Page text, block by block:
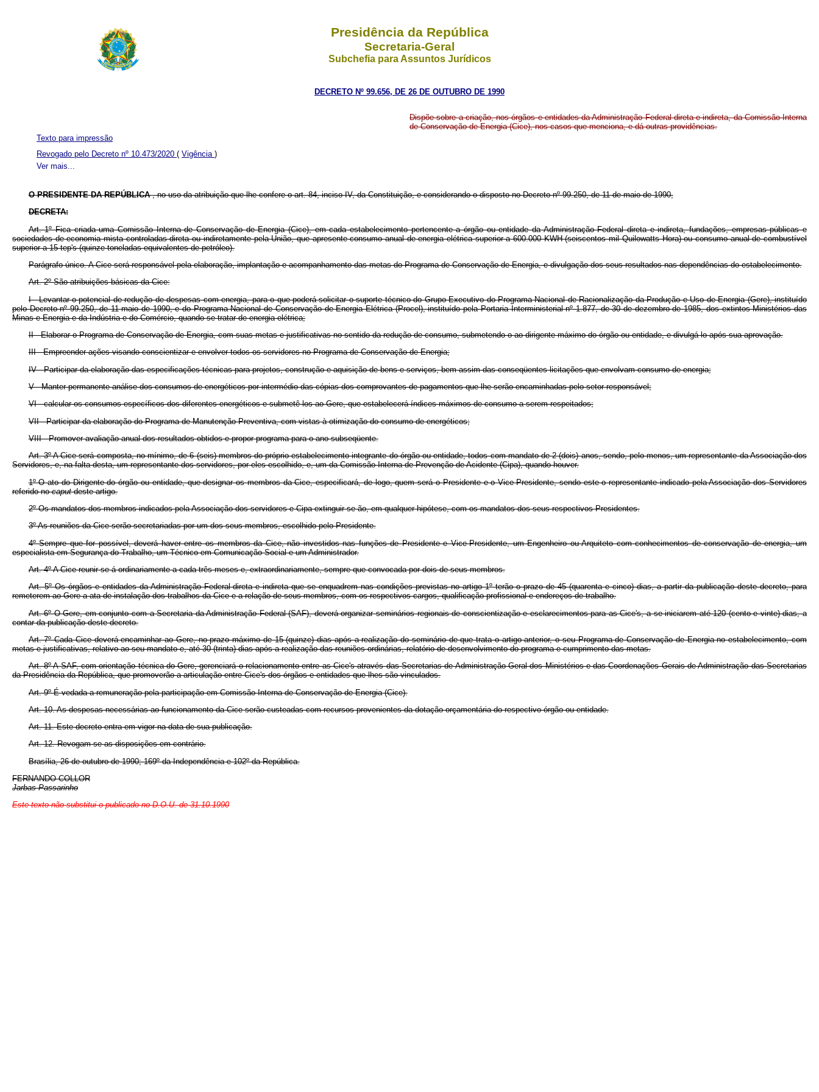
Presidência da República
Secretaria-Geral
Subchefia para Assuntos Jurídicos
DECRETO Nº 99.656, DE 26 DE OUTUBRO DE 1990
Dispõe sobre a criação, nos órgãos e entidades da Administração Federal direta e indireta, da Comissão Interna
de Conservação de Energia (Cice), nos casos que menciona, e dá outras providências.
Ver mais...
Texto para impressão
Revogado pelo Decreto nº 10.473/2020 ( Vigência )
O PRESIDENTE DA REPÚBLICA, no uso da atribuição que lhe confere o art. 84, inciso IV, da Constituição, e considerando o disposto no Decreto nº 99.250, de 11 de maio de 1990,
DECRETA:
Art. 1º Fica criada uma Comissão Interna de Conservação de Energia (Cice), em cada estabelecimento pertencente a órgão ou entidade da Administração Federal direta e indireta, fundações, empresas públicas e
sociedades de economia mista controladas direta ou indiretamente pela União, que apresente consumo anual de energia elétrica superior a 600.000 KWH (seiscentos mil Quilowatts Hora) ou consumo anual de combustível
superior a 15 tep's (quinze toneladas equivalentes de petróleo).
Parágrafo único. A Cice será responsável pela elaboração, implantação e acompanhamento das metas do Programa de Conservação de Energia, e divulgação dos seus resultados nas dependências do estabelecimento.
Art. 2º São atribuições básicas da Cice:
I - Levantar o potencial de redução de despesas com energia, para o que poderá solicitar o suporte técnico do Grupo Executivo do Programa Nacional de Racionalização da Produção e Uso de Energia (Gere), instituído
pelo Decreto nº 99.250, de 11 maio de 1990, e do Programa Nacional de Conservação de Energia Elétrica (Procel), instituído pela Portaria Interministerial nº 1.877, de 30 de dezembro de 1985, dos extintos Ministérios das
Minas e Energia e da Indústria e do Comércio, quando se tratar de energia elétrica;
II - Elaborar o Programa de Conservação de Energia, com suas metas e justificativas no sentido da redução de consumo, submetendo-o ao dirigente máximo do órgão ou entidade, e divulgá-lo após sua aprovação.
III - Empreender ações visando conscientizar e envolver todos os servidores no Programa de Conservação de Energia;
IV - Participar da elaboração das especificações técnicas para projetos, construção e aquisição de bens e serviços, bem assim das conseqüentes licitações que envolvam consumo de energia;
V - Manter permanente análise dos consumos de energéticos por intermédio das cópias dos comprovantes de pagamentos que lhe serão encaminhadas pelo setor responsável;
VI - calcular os consumos específicos dos diferentes energéticos e submetê-los ao Gere, que estabelecerá índices máximos de consumo a serem respeitados;
VII - Participar da elaboração do Programa de Manutenção Preventiva, com vistas à otimização do consumo de energéticos;
VIII - Promover avaliação anual dos resultados obtidos e propor programa para o ano subseqüente.
Art. 3º A Cice será composta, no mínimo, de 6 (seis) membros do próprio estabelecimento integrante do órgão ou entidade, todos com mandato de 2 (dois) anos, sendo, pelo menos, um representante da Associação dos
Servidores, e, na falta desta, um representante dos servidores, por eles escolhido, e, um da Comissão Interna de Prevenção de Acidente (Cipa), quando houver.
1º O ato do Dirigente do órgão ou entidade, que designar os membros da Cice, especificará, de logo, quem será o Presidente e o Vice-Presidente, sendo este o representante indicado pela Associação dos Servidores
referido nocaputdeste artigo.
2º Os mandatos dos membros indicados pela Associação dos servidores e Cipa extinguir-se-ão, em qualquer hipótese, com os mandatos dos seus respectivos Presidentes.
3º As reuniões da Cice serão secretariadas por um dos seus membros, escolhido pelo Presidente.
4º Sempre que for possível, deverá haver entre os membros da Cice, não investidos nas funções de Presidente e Vice-Presidente, um Engenheiro ou Arquiteto com conhecimentos de conservação de energia, um
especialista em Segurança do Trabalho, um Técnico em Comunicação Social e um Administrador.
Art. 4º A Cice reunir-se-á ordinariamente a cada três meses e, extraordinariamente, sempre que convocada por dois de seus membros.
Art. 5º Os órgãos e entidades da Administração Federal direta e indireta que se enquadrem nas condições previstas no artigo 1º terão o prazo de 45 (quarenta e cinco) dias, a partir da publicação deste decreto, para
remeterem ao Gere a ata de instalação dos trabalhos da Cice e a relação de seus membros, com os respectivos cargos, qualificação profissional e endereços de trabalho.
Art. 6º O Gere, em conjunto com a Secretaria da Administração Federal (SAF), deverá organizar seminários regionais de conscientização e esclarecimentos para as Cice's, a se iniciarem até 120 (cento e vinte) dias, a
contar da publicação deste decreto.
Art. 7º Cada Cice deverá encaminhar ao Gere, no prazo máximo de 15 (quinze) dias após a realização do seminário de que trata o artigo anterior, o seu Programa de Conservação de Energia no estabelecimento, com
metas e justificativas, relativo ao seu mandato e, até 30 (trinta) dias após a realização das reuniões ordinárias, relatório de desenvolvimento do programa e cumprimento das metas.
Art. 8º A SAF, com orientação técnica do Gere, gerenciará o relacionamento entre as Cice's através das Secretarias de Administração Geral dos Ministérios e das Coordenações Gerais de Administração das Secretarias
da Presidência da República, que promoverão a articulação entre Cice's dos órgãos e entidades que lhes são vinculados.
Art. 9º É vedada a remuneração pela participação em Comissão Interna de Conservação de Energia (Cice).
Art. 10. As despesas necessárias ao funcionamento da Cice serão custeadas com recursos provenientes da dotação orçamentária do respectivo órgão ou entidade.
Art. 11. Este decreto entra em vigor na data de sua publicação.
Art. 12. Revogam-se as disposições em contrário.
Brasília, 26 de outubro de 1990; 169º da Independência e 102º da República.
FERNANDO COLLOR
Jarbas Passarinho
Este texto não substitui o publicado no D.O.U. de 31.10.1990